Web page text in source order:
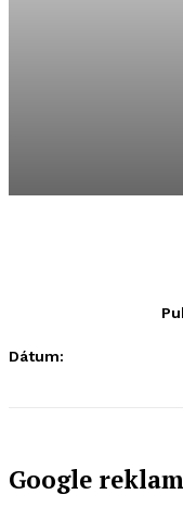
Dátum:
Google